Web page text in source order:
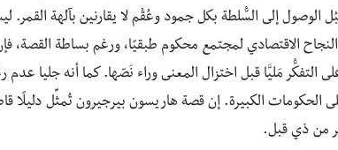
الوصول إلى السُّلطة بكل جمود وعُقْم لا يقارنين بآلهة القمر.
النجاح الاقتصادي لمجتمع محكوم طبقيًا، ورغم بساطة القصة،
على التفكُّر مَليَّا قبل اختزال المعنى وراء نَصّها. كما أنه جليا
على الحكومات الكبيرة. إن قصة هاريسون بيرجيرون تُمثِّل
من ذي قبل.